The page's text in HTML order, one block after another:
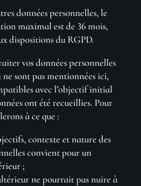
données personnelles, le
maximal est de 36 mois,
dispositions du RGPD.
vos données personnelles
ne sont pas mentionnées ici,
avec l’objectif initial
ont été recueillies. Pour
à ce que :
contexte et nature des
convient pour un
;
ne pourrait pas nuire à